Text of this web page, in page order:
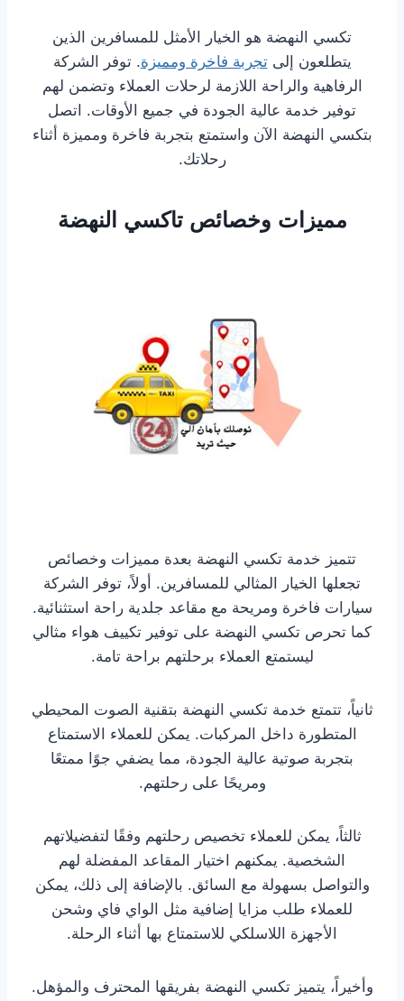
تكسي النهضة هو الخيار الأمثل للمسافرين الذين
يتطلعون إلىتجربة فاخرة ومميزة. توفر الشركة
الرفاهية والراحة اللازمة لرحلات العملاء وتضمن لهم
توفير خدمة عالية الجودة في جميع الأوقات. اتصل
بتكسي النهضة الآن واستمتع بتجربة فاخرة ومميزة أثناء
رحلاتك.
مميزات وخصائص تاكسي النهضة
تتميز خدمة تكسي النهضة بعدة مميزات وخصائص
تجعلها الخيار المثالي للمسافرين. أولاً، توفر الشركة
سيارات فاخرة ومريحة مع مقاعد جلدية راحة استثنائية.
كما تحرص تكسي النهضة على توفير تكييف هواء مثالي
ليستمتع العملاء برحلتهم براحة تامة.
ثانياً، تتمتع خدمة تكسي النهضة بتقنية الصوت المحيطي
المتطورة داخل المركبات. يمكن للعملاء الاستمتاع
بتجربة صوتية عالية الجودة، مما يضفي جوًا ممتعًا
ومريحًا على رحلتهم.
ثالثاً، يمكن للعملاء تخصيص رحلتهم وفقًا لتفضيلاتهم
الشخصية. يمكنهم اختيار المقاعد المفضلة لهم
والتواصل بسهولة مع السائق. بالإضافة إلى ذلك، يمكن
للعملاء طلب مزايا إضافية مثل الواي فاي وشحن
الأجهزة اللاسلكي للاستمتاع بها أثناء الرحلة.
وأخيراً، يتميز تكسي النهضة بفريقها المحترف والمؤهل.